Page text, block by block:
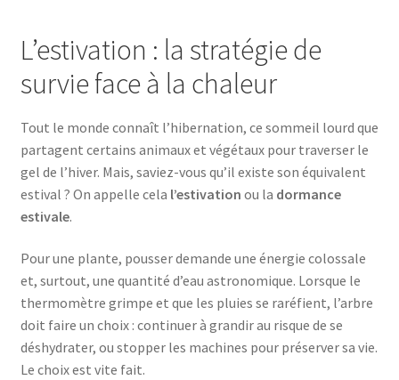
L’estivation : la stratégie de
survie face à la chaleur
Tout le monde connaît l’hibernation, ce sommeil lourd que
partagent certains animaux et végétaux pour traverser le
gel de l’hiver. Mais, saviez-vous qu’il existe son équivalent
estival ? On appelle cela l’estivation ou la dormance
estivale.
Pour une plante, pousser demande une énergie colossale
et, surtout, une quantité d’eau astronomique. Lorsque le
thermomètre grimpe et que les pluies se raréfient, l’arbre
doit faire un choix : continuer à grandir au risque de se
déshydrater, ou stopper les machines pour préserver sa vie.
Le choix est vite fait.